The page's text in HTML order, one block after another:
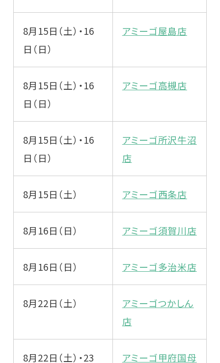
8月15日（土）・16
日（日）
アミーゴ屋島店
8月15日（土）・16
日（日）
アミーゴ高槻店
8月15日（土）・16
日（日）
アミーゴ所沢牛沼
店
8月15日（土） アミーゴ西条店
8月16日（日） アミーゴ須賀川店
8月16日（日） アミーゴ多治米店
8月22日（土）
アミーゴつかしん
店
8月22日（土）・23
アミーゴ甲府国母